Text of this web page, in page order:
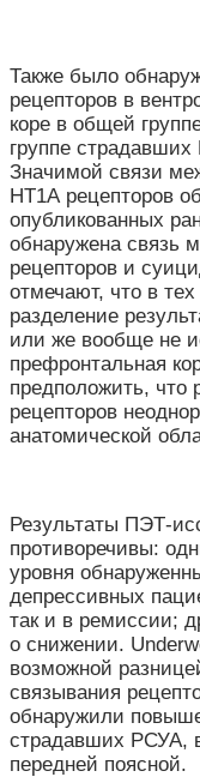
Также было
рецепторов в
коре в общей
группе
Значимой связи
HT1А рецепторов
опубликованных
обнаружена связь
рецепторов и
отмечают, что в
разделение
или же вообще не
префронтальная
предположить, что
рецепторов
анатомической
Результаты ПЭТ-
противоречивы:
уровня
депрессивных
так и в ремиссии;
о снижении.
возможной
связывания
обнаружили
страдавших РСУА,
передней поясной.